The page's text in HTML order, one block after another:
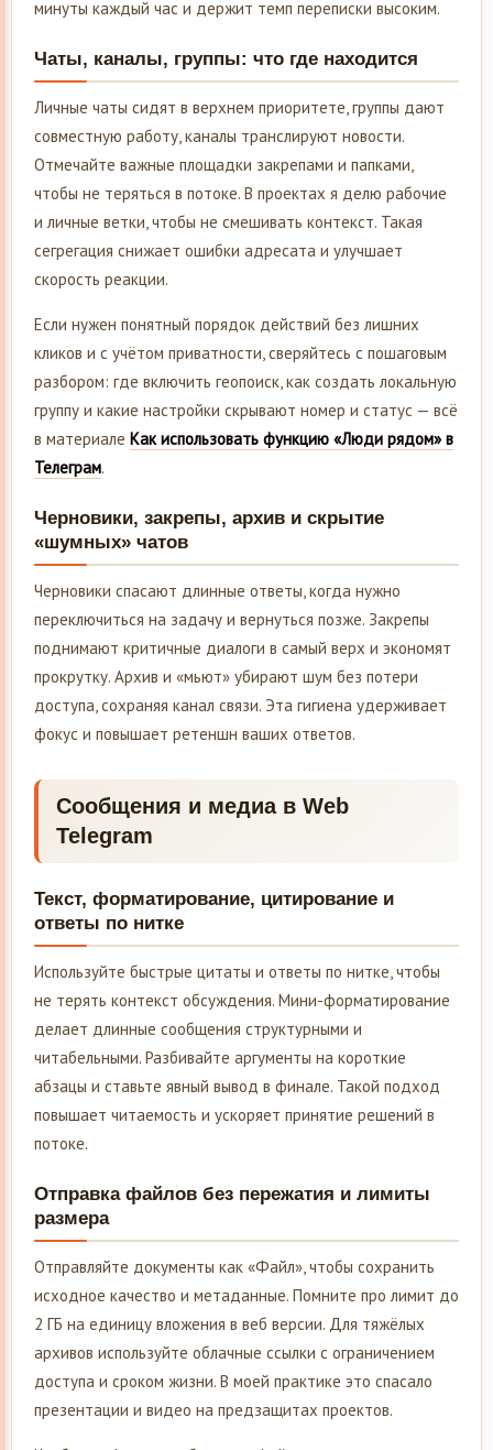
минуты каждый час и держит темп переписки высоким.
Чаты, каналы, группы: что где находится
Личные чаты сидят в верхнем приоритете, группы дают
совместную работу, каналы транслируют новости.
Отмечайте важные площадки закрепами и папками,
чтобы не теряться в потоке. В проектах я делю рабочие
и личные ветки, чтобы не смешивать контекст. Такая
сегрегация снижает ошибки адресата и улучшает
скорость реакции.
Если нужен понятный порядок действий без лишних
кликов и с учётом приватности, сверяйтесь с пошаговым
разбором: где включить геопоиск, как создать локальную
группу и какие настройки скрывают номер и статус — всё
в материале Как использовать функцию «Люди рядом» в
Телеграм.
Черновики, закрепы, архив и скрытие
«шумных» чатов
Черновики спасают длинные ответы, когда нужно
переключиться на задачу и вернуться позже. Закрепы
поднимают критичные диалоги в самый верх и экономят
прокрутку. Архив и «мьют» убирают шум без потери
доступа, сохраняя канал связи. Эта гигиена удерживает
фокус и повышает ретеншн ваших ответов.
Сообщения и медиа в Web
Telegram
Текст, форматирование, цитирование и
ответы по нитке
Используйте быстрые цитаты и ответы по нитке, чтобы
не терять контекст обсуждения. Мини-форматирование
делает длинные сообщения структурными и
читабельными. Разбивайте аргументы на короткие
абзацы и ставьте явный вывод в финале. Такой подход
повышает читаемость и ускоряет принятие решений в
потоке.
Отправка файлов без пережатия и лимиты
размера
Отправляйте документы как «Файл», чтобы сохранить
исходное качество и метаданные. Помните про лимит до
2 ГБ на единицу вложения в веб версии. Для тяжёлых
архивов используйте облачные ссылки с ограничением
доступа и сроком жизни. В моей практике это спасало
презентации и видео на предзащитах проектов.